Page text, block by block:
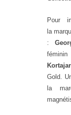
Pour
la
:
Gold.
la